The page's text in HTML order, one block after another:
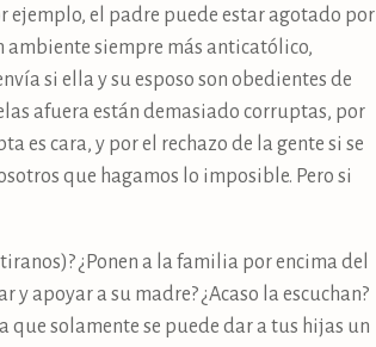
ejemplo, el padre puede estar agotado por
siempre más anticatólico,
si ella y su esposo son obedientes de
afuera están demasiado corruptas, por
es cara, y por el rechazo de la gente si se
que hagamos lo imposible. Pero si
¿Ponen a la familia por encima del
apoyar a su madre? ¿Acaso la escuchan?
que solamente se puede dar a tus hijas un